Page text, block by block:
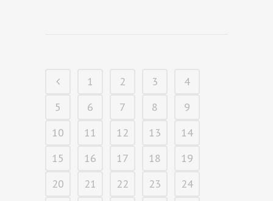
1 2 3
4
5
6 7 8
9
10
11 12 13
14
15
16 17 18
19
20
21 22 23
24